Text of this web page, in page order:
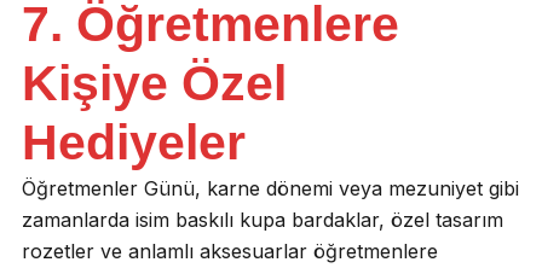
7. Öğretmenlere
Kişiye Özel
Hediyeler
Öğretmenler Günü, karne dönemi veya mezuniyet gibi
zamanlarda isim baskılı kupa bardaklar, özel tasarım
rozetler ve anlamlı aksesuarlar öğretmenlere